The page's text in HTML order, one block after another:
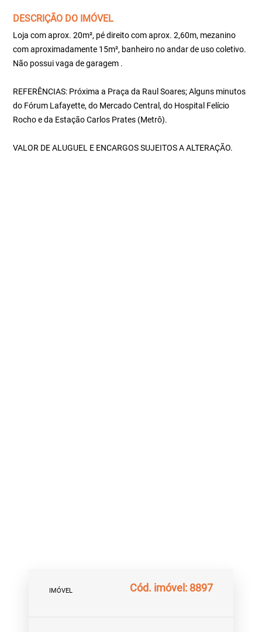
DESCRIÇÃO DO IMÓVEL
Loja com aprox. 20m², pé direito com aprox. 2,60m, mezanino
com aproximadamente 15m², banheiro no andar de uso coletivo.
Não possui vaga de garagem .
REFERÊNCIAS: Próxima a Praça da Raul Soares; Alguns minutos
do Fórum Lafayette, do Mercado Central, do Hospital Felício
Rocho e da Estação Carlos Prates (Metrô).
VALOR DE ALUGUEL E ENCARGOS SUJEITOS A ALTERAÇÃO.
IMÓVEL Cód. imóvel: 8897